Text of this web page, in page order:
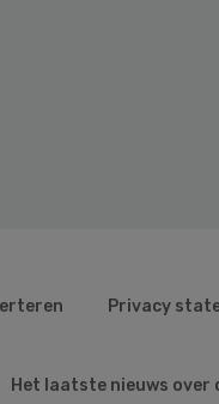
Privacy
Het laatste nieuws over